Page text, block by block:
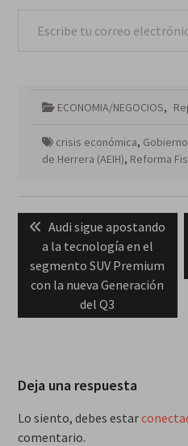
ECONOMIA/NEGOCIOS,
crisis económica,
de Herrera (AEIH), Reforma
de
entradas
Previous
post:
Audi sigue apostando
a la tecnología en el
segmento SUV Premium
con la nueva Generación
del Q3
Deja una respuesta
Lo siento, debes estar
comentario.